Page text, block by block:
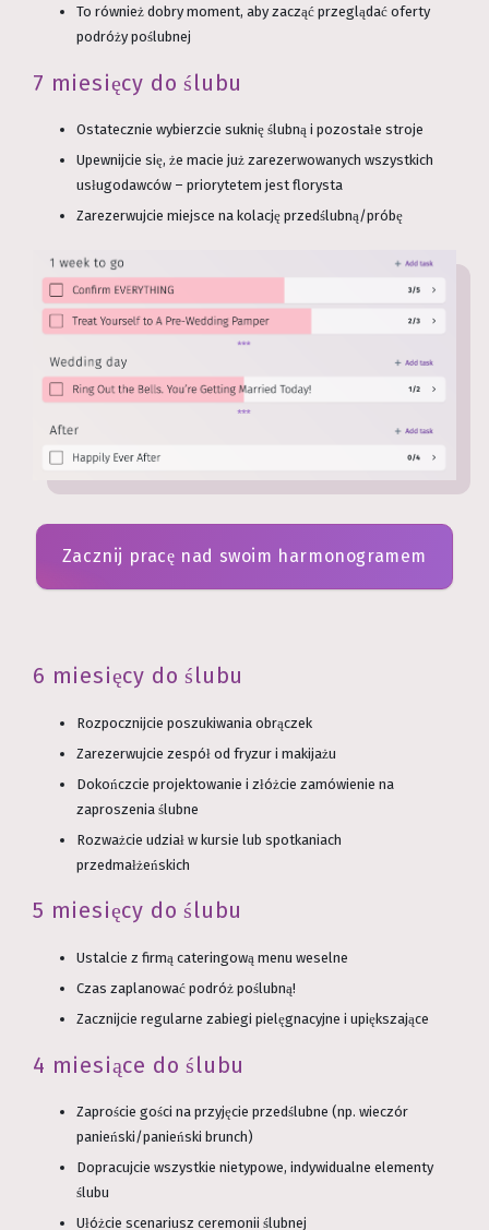
To również dobry moment, aby zacząć przeglądać oferty
podróży poślubnej
7 miesięcy do ślubu
Ostatecznie wybierzcie suknię ślubną i pozostałe stroje
Upewnijcie się, że macie już zarezerwowanych wszystkich
usługodawców – priorytetem jest florysta
Zarezerwujcie miejsce na kolację przedślubną/próbę
Zacznij pracę nad swoim harmonogramem
6 miesięcy do ślubu
Rozpocznijcie poszukiwania obrączek
Zarezerwujcie zespół od fryzur i makijażu
Dokończcie projektowanie i złóżcie zamówienie na
zaproszenia ślubne
Rozważcie udział w kursie lub spotkaniach
przedmałżeńskich
5 miesięcy do ślubu
Ustalcie z firmą cateringową menu weselne
Czas zaplanować podróż poślubną!
Zacznijcie regularne zabiegi pielęgnacyjne i upiększające
4 miesiące do ślubu
Zaproście gości na przyjęcie przedślubne (np. wieczór
panieński/panieński brunch)
Dopracujcie wszystkie nietypowe, indywidualne elementy
ślubu
Ułóżcie scenariusz ceremonii ślubnej